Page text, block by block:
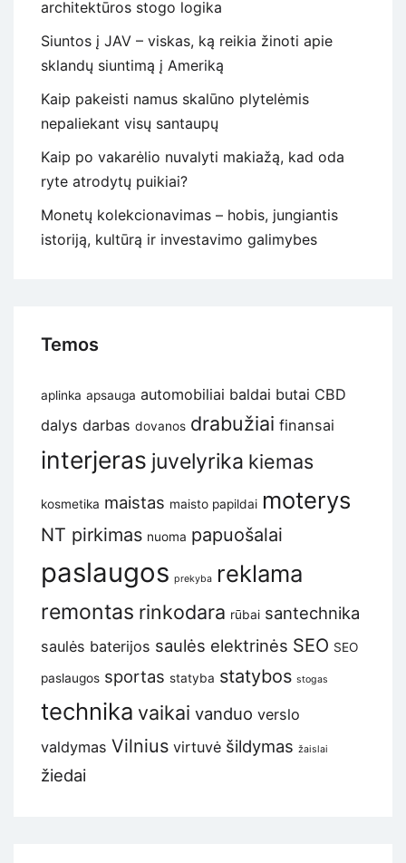
architektūros stogo logika
Siuntos į JAV – viskas, ką reikia žinoti apie
sklandų siuntimą į Ameriką
Kaip pakeisti namus skalūno plytelėmis
nepaliekant visų santaupų
Kaip po vakarėlio nuvalyti makiažą, kad oda
ryte atrodytų puikiai?
Monetų kolekcionavimas – hobis, jungiantis
istoriją, kultūrą ir investavimo galimybes
Temos
aplinka apsauga automobiliai baldai butai CBD
dalys darbas dovanos drabužiai finansai
interjeras juvelyrika kiemas
kosmetika maistas maisto papildai moterys
NT pirkimas nuoma papuošalai
paslaugos prekyba reklama
remontas rinkodara rūbai santechnika
saulės baterijos saulės elektrinės SEO SEO
paslaugos sportas statyba statybos stogas
technika vaikai vanduo verslo
valdymas Vilnius virtuvė šildymas žaislai
žiedai